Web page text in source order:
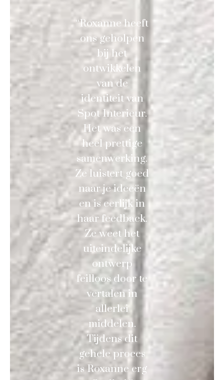
“Roxanne heeft
ons geholpen
bij het
ontwikkelen
van de
identiteit van
Spot Interieur.
Het was een
heel prettige
samenwerking.
Ze luistert goed
naar je ideeën
en is eerlijk in
haar feedback.
Ze weet het
uiteindelijke
ontwerp
feilloos door te
vertalen in
allerlei
middelen.
Tijdens dit
gehele proces
is Roxanne erg